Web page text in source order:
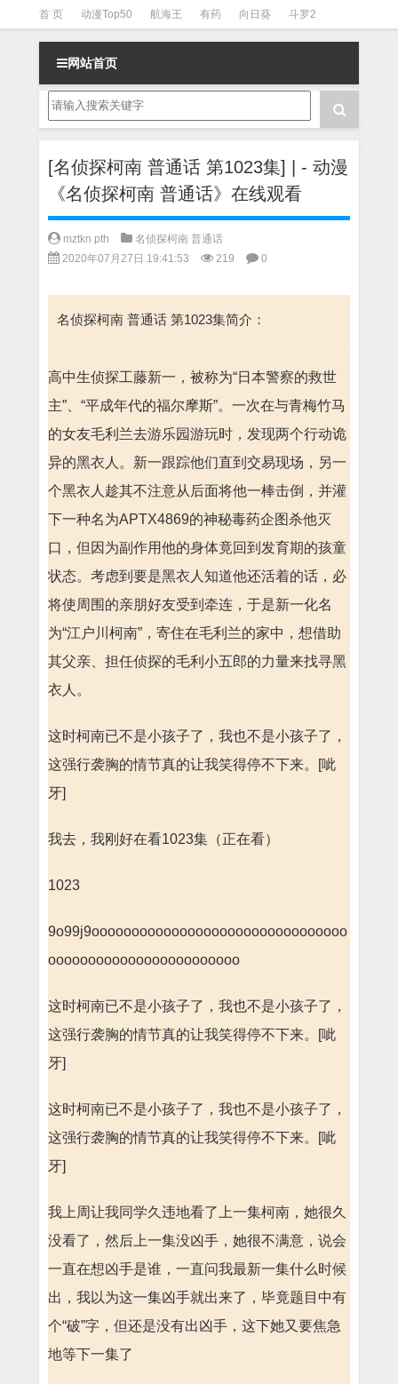
首 页 动漫Top50 航海王 有药 向日葵 斗罗2
斗罗3 火影 一拳超人 柯南 阴阳师 节目清单
网站首页
[名侦探柯南 普通话 第1023集] | - 动漫
《名侦探柯南 普通话》在线观看
mztkn pth
名侦探柯南 普通话
2020年07月27日 19:41:53
219 0
名侦探柯南 普通话 第1023集简介：
高中生侦探工藤新一，被称为“日本警察的救世
主”、“平成年代的福尔摩斯”。一次在与青梅竹马
的女友毛利兰去游乐园游玩时，发现两个行动诡
异的黑衣人。新一跟踪他们直到交易现场，另一
个黑衣人趁其不注意从后面将他一棒击倒，并灌
下一种名为APTX4869的神秘毒药企图杀他灭
口，但因为副作用他的身体竟回到发育期的孩童
状态。考虑到要是黑衣人知道他还活着的话，必
将使周围的亲朋好友受到牵连，于是新一化名
为“江户川柯南”，寄住在毛利兰的家中，想借助
其父亲、担任侦探的毛利小五郎的力量来找寻黑
衣人。
这时柯南已不是小孩子了，我也不是小孩子了，
这强行袭胸的情节真的让我笑得停不下来。[呲
牙]
我去，我刚好在看1023集（正在看）
1023
9o99j9oooooooooooooooooooooooooooooooo
oooooooooooooooooooooooo
这时柯南已不是小孩子了，我也不是小孩子了，
这强行袭胸的情节真的让我笑得停不下来。[呲
牙]
这时柯南已不是小孩子了，我也不是小孩子了，
这强行袭胸的情节真的让我笑得停不下来。[呲
牙]
我上周让我同学久违地看了上一集柯南，她很久
没看了，然后上一集没凶手，她很不满意，说会
一直在想凶手是谁，一直问我最新一集什么时候
出，我以为这一集凶手就出来了，毕竟题目中有
个“破”字，但还是没有出凶手，这下她又要焦急
地等下一集了